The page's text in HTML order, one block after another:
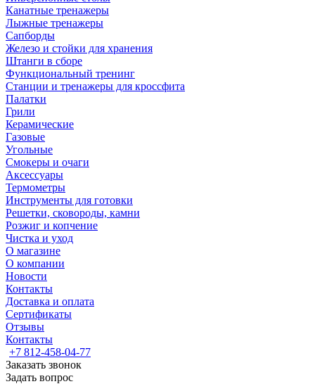
Канатные тренажеры
Лыжные тренажеры
Сапборды
Железо и стойки для хранения
Штанги в сборе
Функциональный тренинг
Станции и тренажеры для кроссфита
Палатки
Грили
Керамические
Газовые
Угольные
Смокеры и очаги
Аксессуары
Термометры
Инструменты для готовки
Решетки, сковороды, камни
Розжиг и копчение
Чистка и уход
О магазине
О компании
Новости
Контакты
Доставка и оплата
Сертификаты
Отзывы
Контакты
+7 812-458-04-77
Заказать звонок
Задать вопрос